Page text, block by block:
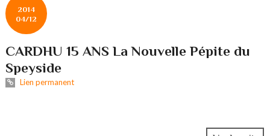
2014
04/12
CARDHU 15 ANS La Nouvelle Pépite du
Speyside
Lien permanent